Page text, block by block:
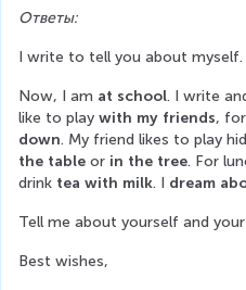
Ответы:
I write to tell you about myself.
Now, I am at school. I write
like to play with my friends,
down. My friend likes to play
the table or in the tree. For
drink tea with milk. I dream
Tell me about yourself and
Best wishes,